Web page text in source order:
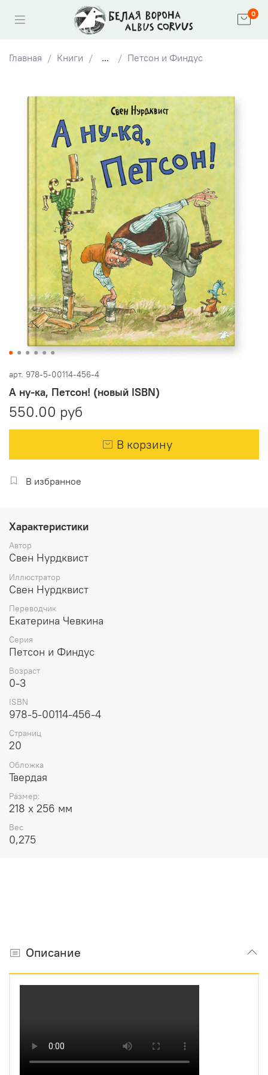
0
Главная Книги ... Петсон и Финдус
арт. 978-5-00114-456-4
А ну-ка, Петсон! (новый ISBN)
550.00 руб
В корзину
В избранное
Характеристики
Автор
Свен Нурдквист
Иллюстратор
Свен Нурдквист
Переводчик
Екатерина Чевкина
Серия
Петсон и Финдус
Возраст
0-3
ISBN
978-5-00114-456-4
Страниц
20
Обложка
Твердая
Размер:
218 х 256 мм
Вес
0,275
Описание